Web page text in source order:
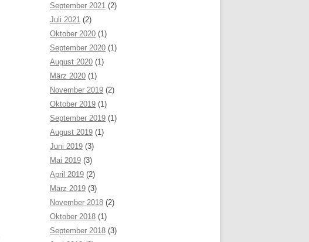
September 2021 (2)
Juli 2021 (2)
Oktober 2020 (1)
September 2020 (1)
August 2020 (1)
März 2020 (1)
November 2019 (2)
Oktober 2019 (1)
September 2019 (1)
August 2019 (1)
Juni 2019 (3)
Mai 2019 (3)
April 2019 (2)
März 2019 (3)
November 2018 (2)
Oktober 2018 (1)
September 2018 (3)